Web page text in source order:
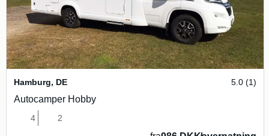
Hamburg, DE 5.0 (1)
Autocamper Hobby
4 2